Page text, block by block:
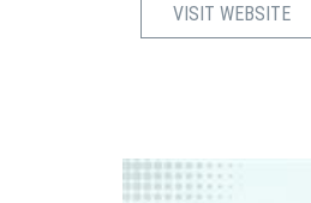
VISIT WEBSITE